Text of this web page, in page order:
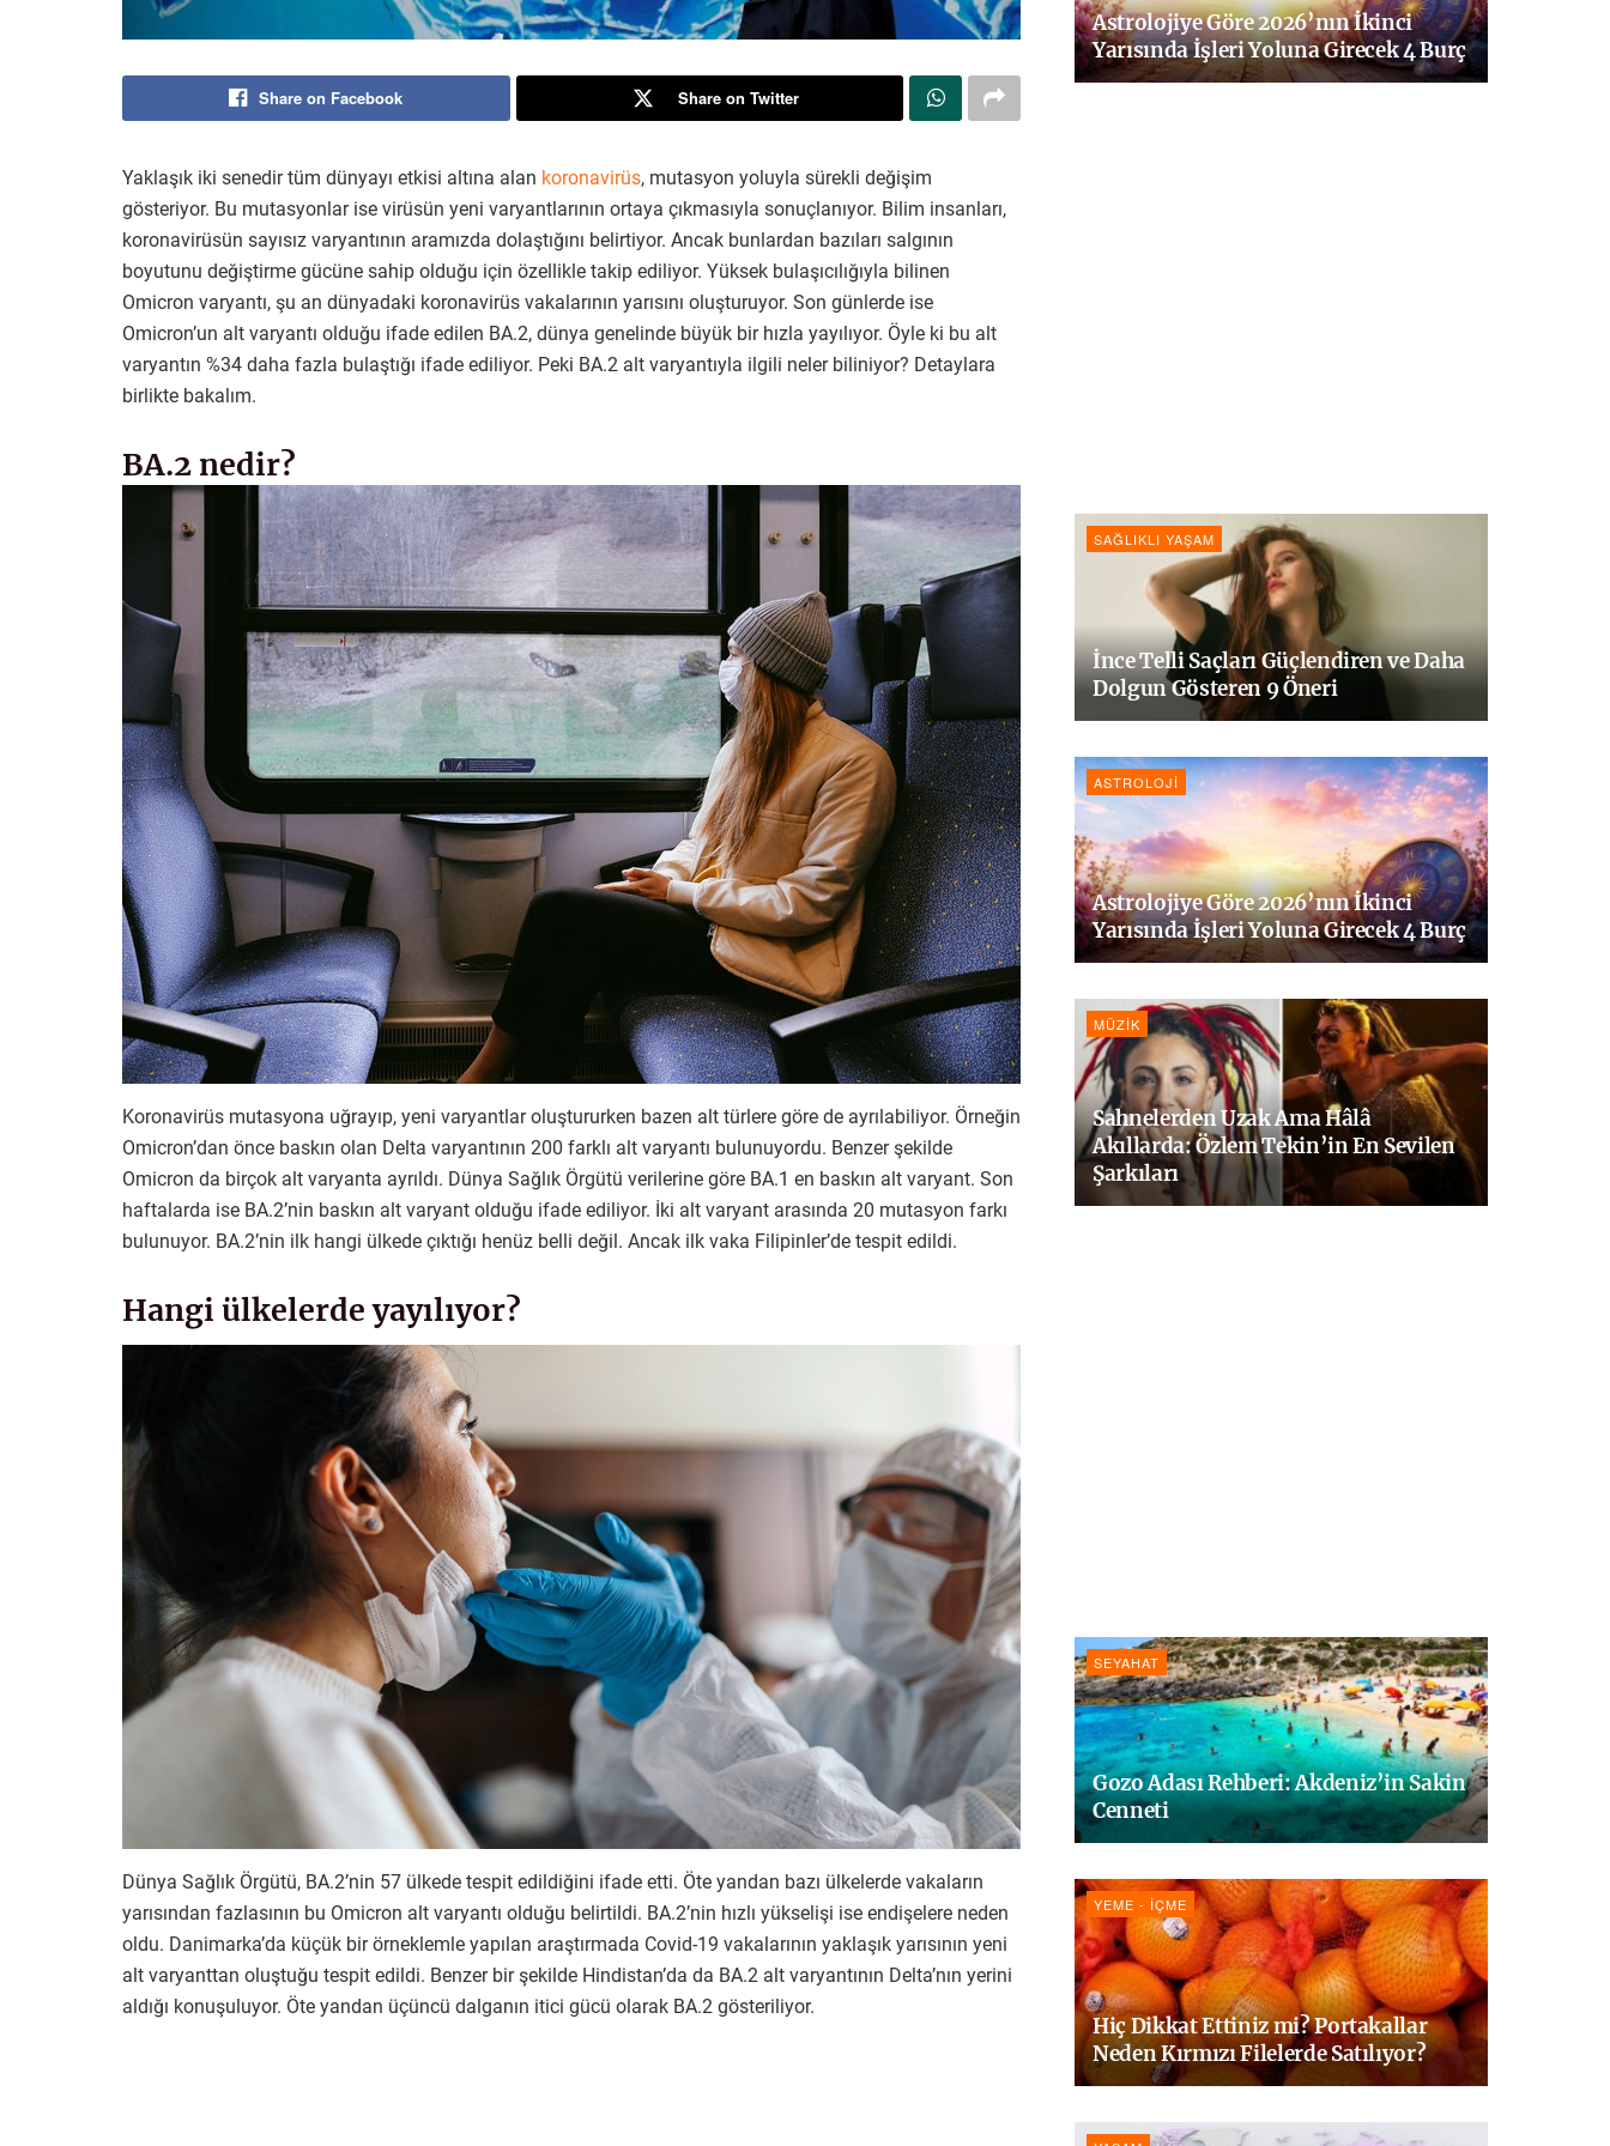
Share on Facebook Share on Twitter
Yaklaşık iki senedir tüm dünyayı etkisi altına alan koronavirüs, mutasyon yoluyla sürekli değişim
gösteriyor. Bu mutasyonlar ise virüsün yeni varyantlarının ortaya çıkmasıyla sonuçlanıyor. Bilim insanları,
koronavirüsün sayısız varyantının aramızda dolaştığını belirtiyor. Ancak bunlardan bazıları salgının
boyutunu değiştirme gücüne sahip olduğu için özellikle takip ediliyor. Yüksek bulaşıcılığıyla bilinen
Omicron varyantı, şu an dünyadaki koronavirüs vakalarının yarısını oluşturuyor. Son günlerde ise
Omicron’un alt varyantı olduğu ifade edilen BA.2, dünya genelinde büyük bir hızla yayılıyor. Öyle ki bu alt
varyantın %34 daha fazla bulaştığı ifade ediliyor. Peki BA.2 alt varyantıyla ilgili neler biliniyor? Detaylara
birlikte bakalım.
BA.2 nedir?
Koronavirüs mutasyona uğrayıp, yeni varyantlar oluştururken bazen alt türlere göre de ayrılabiliyor. Örneğin
Omicron’dan önce baskın olan Delta varyantının 200 farklı alt varyantı bulunuyordu. Benzer şekilde
Omicron da birçok alt varyanta ayrıldı. Dünya Sağlık Örgütü verilerine göre BA.1 en baskın alt varyant. Son
haftalarda ise BA.2’nin baskın alt varyant olduğu ifade ediliyor. İki alt varyant arasında 20 mutasyon farkı
bulunuyor. BA.2’nin ilk hangi ülkede çıktığı henüz belli değil. Ancak ilk vaka Filipinler’de tespit edildi.
Hangi ülkelerde yayılıyor?
Dünya Sağlık Örgütü, BA.2’nin 57 ülkede tespit edildiğini ifade etti. Öte yandan bazı ülkelerde vakaların
yarısından fazlasının bu Omicron alt varyantı olduğu belirtildi. BA.2’nin hızlı yükselişi ise endişelere neden
oldu. Danimarka’da küçük bir örneklemle yapılan araştırmada Covid-19 vakalarının yaklaşık yarısının yeni
alt varyanttan oluştuğu tespit edildi. Benzer bir şekilde Hindistan’da da BA.2 alt varyantının Delta’nın yerini
aldığı konuşuluyor. Öte yandan üçüncü dalganın itici gücü olarak BA.2 gösteriliyor.
Astrolojiye Göre 2026’nın İkinci
Yarısında İşleri Yoluna Girecek 4 Burç
SAĞLIKLI YAŞAM
İnce Telli Saçları Güçlendiren ve Daha
Dolgun Gösteren 9 Öneri
ASTROLOJI
Astrolojiye Göre 2026’nın İkinci
Yarısında İşleri Yoluna Girecek 4 Burç
MÜZIK
Sahnelerden Uzak Ama Hâlâ
Akıllarda: Özlem Tekin’in En Sevilen
Şarkıları
SEYAHAT
Gozo Adası Rehberi: Akdeniz’in Sakin
Cenneti
YEME - İÇME
Hiç Dikkat Ettiniz mi? Portakallar
Neden Kırmızı Filelerde Satılıyor?